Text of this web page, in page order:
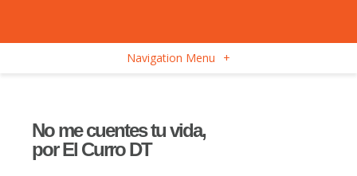
Navigation Menu +
No me cuentes tu vida,
por El Curro DT